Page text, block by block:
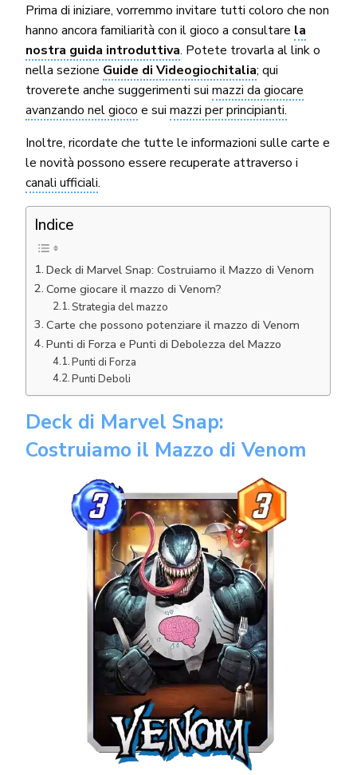
Prima di iniziare, vorremmo invitare tutti coloro che non
hanno ancora familiarità con il gioco a consultare la
nostra guida introduttiva. Potete trovarla al link o
nella sezione Guide di Videogiochitalia; qui
troverete anche suggerimenti suimazzi da giocare
avanzando nel gioco e suimazzi per principianti.
Inoltre, ricordate che tutte le informazioni sulle carte e
le novità possono essere recuperate attraverso i
canali ufficiali.
Indice
Deck di Marvel Snap: Costruiamo il Mazzo di Venom
Come giocare il mazzo di Venom?
Strategia del mazzo
Carte che possono potenziare il mazzo di Venom
Punti di Forza e Punti di Debolezza del Mazzo
Punti di Forza
Punti Deboli
Deck di Marvel Snap:
Costruiamo il Mazzo di Venom